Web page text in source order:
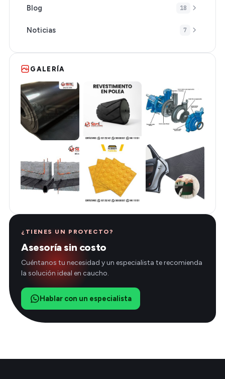
Blog 18
Noticias 7
GALERÍA
¿TIENES UN PROYECTO?
Asesoría sin costo
Cuéntanos tu necesidad y un especialista te recomienda
la solución ideal en caucho.
Hablar con un especialista